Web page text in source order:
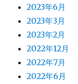
2023年6月
2023年3月
2023年2月
2022年12月
2022年7月
2022年6月